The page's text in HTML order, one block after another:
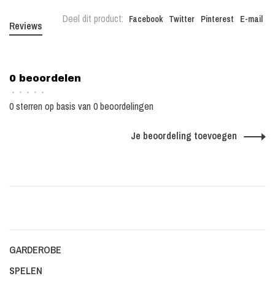
Deel dit product: Facebook Twitter Pinterest E-mail
Reviews
0 beoordelen
• • • • •
0 sterren op basis van 0 beoordelingen
Je beoordeling toevoegen
GARDEROBE
SPELEN